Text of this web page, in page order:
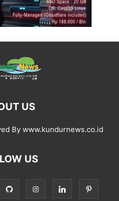
US
By www.kundurnews.co.id
US